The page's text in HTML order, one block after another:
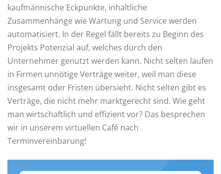
kaufmännische Eckpunkte, inhaltliche
Zusammenhänge wie Wartung und Service werden
automatisiert. In der Regel fällt bereits zu Beginn des
Projekts Potenzial auf, welches durch den
Unternehmer genutzt werden kann. Nicht selten laufen
in Firmen unnötige Verträge weiter, weil man diese
insgesamt oder Fristen übersieht. Nicht selten gibt es
Verträge, die nicht mehr marktgerecht sind. Wie geht
man wirtschaftlich und effizient vor? Das besprechen
wir in unserem virtuellen Café nach
Terminvereinbarung!